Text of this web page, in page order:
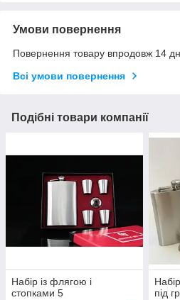
Умови повернення
Повернення товару впродовж 14
Всі умови повернення
Подібні товари компанії
Набір із флягою і
стопками 5
під